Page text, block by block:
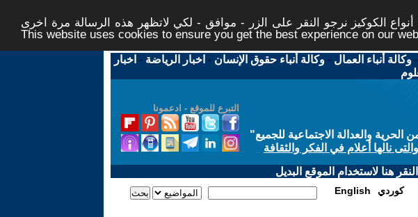
الكوكيز نرجو النقر على الزر - موافق - لكي لاتظهر هذه الرسالة مرة اخرى -
This website uses cookies to ensure you get the best experience on our
-وكالة أنباء العمال -وكالة أنباء حقوق الإنسان - اخبار الرياضة - اخبار
التبرع للموقع - ادعمونا
والعدالة الاجتماعية للجميع"
نالها أعلام في الفكر والثقافة
هنا لاستخدام الموقع البديل
English كوردي